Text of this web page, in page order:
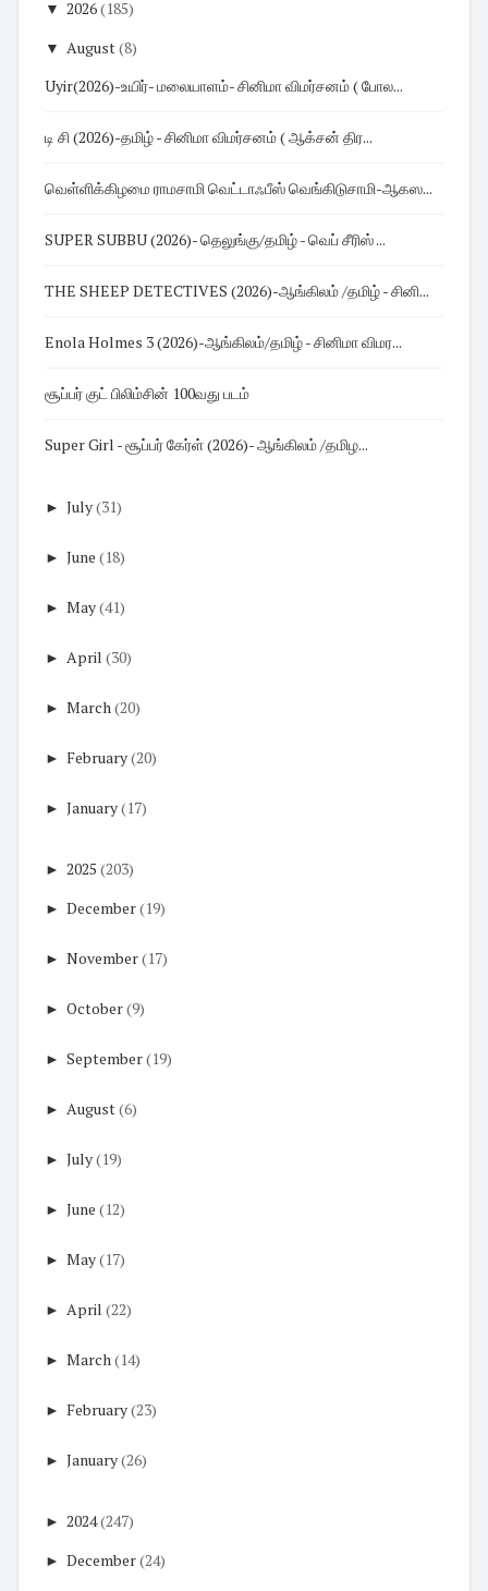
▼ 2026(185)
▼ August(8)
Uyir(2026)-உயிர்- மலையாளம்- சினிமா விமர்சனம் ( போல...
டி சி (2026)-தமிழ் - சினிமா விமர்சனம் ( ஆக்சன் திர...
வெள்ளிக்கிழமை ராமசாமி வெட்டாஃபீஸ் வெங்கிடுசாமி-ஆகஸ...
SUPER SUBBU (2026)- தெலுங்கு/தமிழ் - வெப் சீரிஸ் ...
THE SHEEP DETECTIVES (2026)-ஆங்கிலம் /தமிழ் - சினி...
Enola Holmes 3 (2026)-ஆங்கிலம்/தமிழ் - சினிமா விமர...
சூப்பர் குட் பிலிம்சின் 100வது படம்
Super Girl - சூப்பர் கேர்ள் (2026)- ஆங்கிலம் /தமிழ...
► July(31)
► June (18)
► May(41)
► April (30)
► March (20)
► February(20)
► January(17)
► 2025 (203)
► December(19)
► November(17)
► October(9)
► September(19)
► August(6)
► July(19)
► June (12)
► May(17)
► April (22)
► March (14)
► February(23)
► January(26)
► 2024(247)
► December(24)